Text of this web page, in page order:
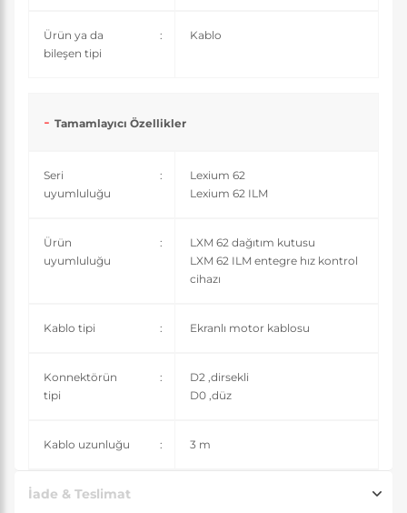
Ürün ya da
bileşen tipi
: Kablo
Tamamlayıcı Özellikler
Seri
uyumluluğu
:
Lexium 62
Lexium 62 ILM
Ürün
uyumluluğu
:
LXM 62 dağıtım kutusu
LXM 62 ILM entegre hız kontrol
cihazı
Kablo tipi : Ekranlı motor kablosu
Konnektörün
tipi
:
D2 ,dirsekli
D0 ,düz
Kablo uzunluğu : 3 m
İade & Teslimat